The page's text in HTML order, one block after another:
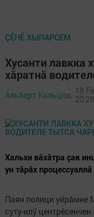
ÇӖНӖ ХЫПАРСЕМ
Хусанти лавкка
хӑратнӑ
Альберт Кольцов, 18
20:28
Хальхи вӑхӑтра ҫак
ун тӑрӑх
Паян полици уйрӑмне
суту-илӳ